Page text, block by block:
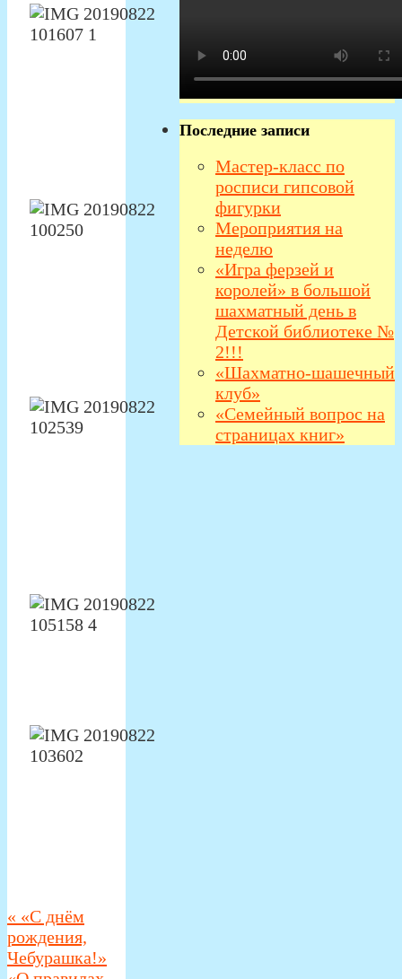
« «С днём
рождения,
Чебурашка!»
Последние записи
Мастер-класс по
росписи гипсовой
фигурки
Мероприятия на
неделю
«Игра ферзей и
королей» в большой
шахматный день в
Детской библиотеке №
2!!!
«Шахматно-шашечный
клуб»
«Семейный вопрос на
страницах книг»